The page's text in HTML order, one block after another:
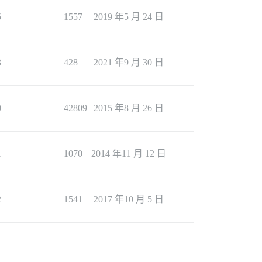
1557 2019 年5 月 24 日
428 2021 年9 月 30 日
42809 2015 年8 月 26 日
1070 2014 年11 月 12 日
1541 2017 年10 月 5 日